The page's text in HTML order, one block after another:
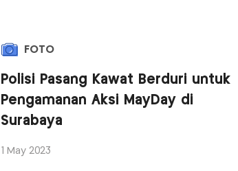
FOTO
Polisi Pasang Kawat Berduri untuk
Pengamanan Aksi MayDay di
Surabaya
1 May 2023